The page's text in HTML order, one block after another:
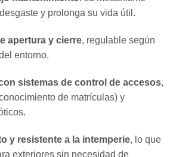
y prolonga su vida útil.
apertura y cierre, regulable según
entorno.
sistemas de control de accesos,
de matrículas) y
y resistente a la intemperie, lo que
exteriores sin necesidad de